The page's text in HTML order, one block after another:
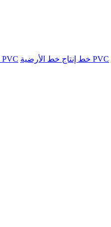
خط ورقة الرخام التقليد PVC خط إنتاج خط الأرضية PVC